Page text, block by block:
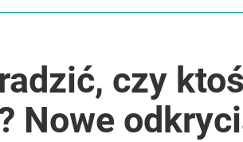
czy
Nowe